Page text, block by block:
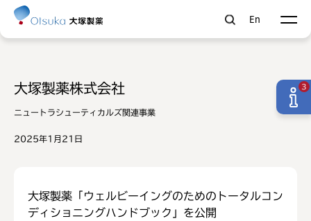
En
大塚製薬株式会社
ニュートラシューティカルズ関連事業
2025年1月21日
大塚製薬「ウェルビーイングのためのトータルコン
ディショニングハンドブック」を公開
3